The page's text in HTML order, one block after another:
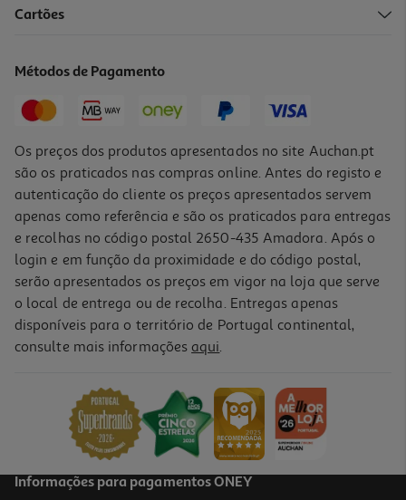
Price reduced from
0,69 €to
Promoção
Folhas Autocolantes Auchan Amarelo Neon 100 Folhas
Cartões
Métodos de Pagamento
Os preços dos produtos apresentados no site Auchan.pt
são os praticados nas compras online. Antes do registo e
autenticação do cliente os preços apresentados servem
apenas como referência e são os praticados para entregas
e recolhas no código postal 2650-435 Amadora. Após o
login e em função da proximidade e do código postal,
serão apresentados os preços em vigor na loja que serve
o local de entrega ou de recolha. Entregas apenas
disponíveis para o território de Portugal continental,
consulte mais informações aqui.
Informações para pagamentos ONEY